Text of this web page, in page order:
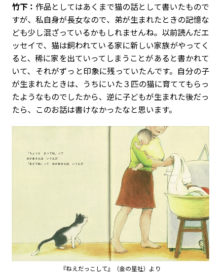
竹下： 作品としてはあくまで猫の話として書いたもので
すが、私自身が長女なので、弟が生まれたときの記憶な
ども少し混ざっているかもしれませんね。以前読んだエ
ッセイで、猫は飼われている家に新しい家族がやってく
ると、稀に家を出ていってしまうことがあると書かれて
いて、それがずっと印象に残っていたんです。自分の子
が生まれたときは、うちにいた３匹の猫に育ててもらっ
たようなものでしたから、逆に子どもが生まれた後だっ
たら、このお話は書けなかったなと思います。
『ねえだっこして』（金の星社）より